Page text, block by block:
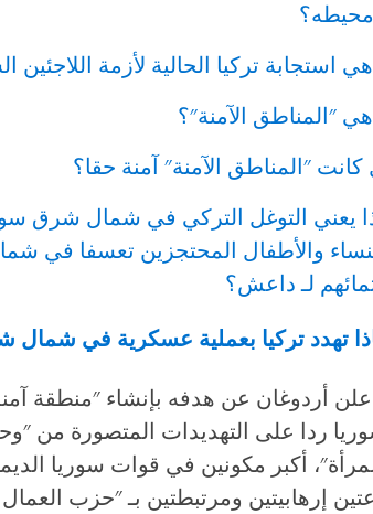
محيطه؟
استجابة تركيا الحالية لأزمة اللاجئين
"المناطق الآمنة"؟
"المناطق الآمنة" آمنة حقا؟
يعني التوغل التركي في شمال شرق
والأطفال المحتجزين تعسفا في
لـ داعش؟
تهدد تركيا بعملية عسكرية في شمال
ردا على التهديدات المتصورة من
أكبر مكونين في قوات سوريا
إرهابيتين ومرتبطتين بـ "حزب